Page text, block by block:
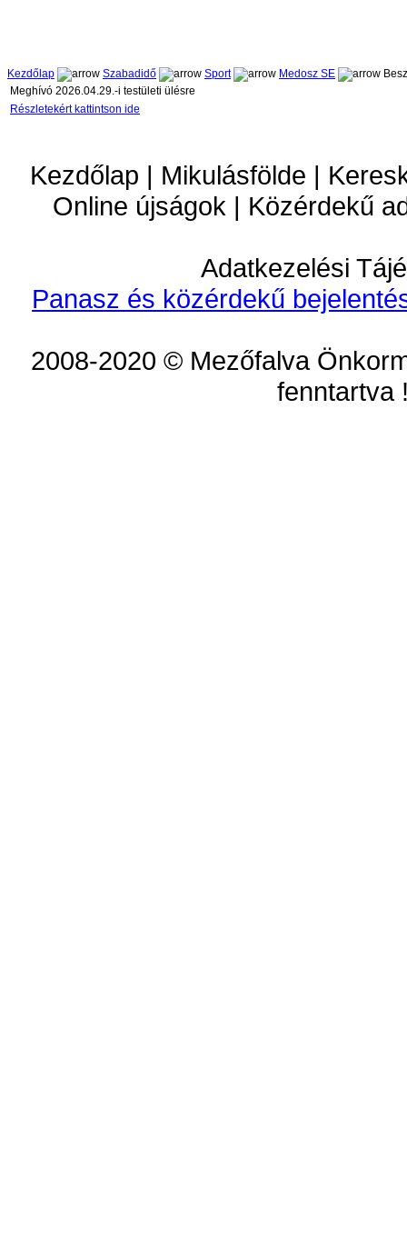
Kezdőlap Szabadidő Sport Medosz SE
Meghívó 2026.04.29.-i testületi ülésre
Részletekért kattintson ide
Kezdőlap | Mikulásfölde |
Online újságok | Közérdekű
Adatkezelési
Panasz és közérdekű
2008-2020 © Mezőfalva
fenntartva